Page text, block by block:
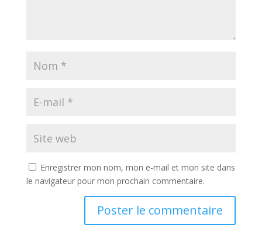
Enregistrer mon nom, mon e-mail et mon site dans
le navigateur pour mon prochain commentaire.